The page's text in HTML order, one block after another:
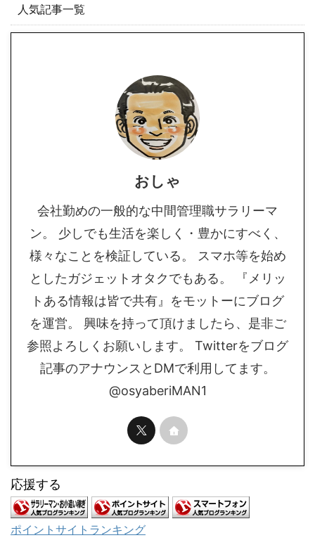
人気記事一覧
おしゃ
会社勤めの一般的な中間管理職サラリーマ
ン。 少しでも生活を楽しく・豊かにすべく、
様々なことを検証している。 スマホ等を始め
としたガジェットオタクでもある。 『メリッ
トある情報は皆で共有』をモットーにブログ
を運営。 興味を持って頂けましたら、是非ご
参照よろしくお願いします。 Twitterをブログ
記事のアナウンスとDMで利用してます。
@osyaberiMAN1
応援する
ポイントサイトランキング